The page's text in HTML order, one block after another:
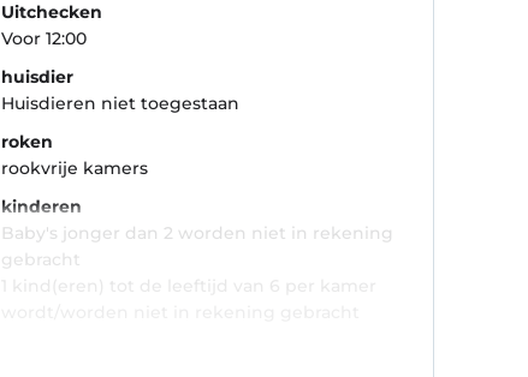
Uitchecken
Voor 12:00
huisdier
Huisdieren niet toegestaan
roken
rookvrije kamers
kinderen
Baby's jonger dan 2 worden niet in rekening
gebracht
1 kind(eren) tot de leeftijd van 6 per kamer